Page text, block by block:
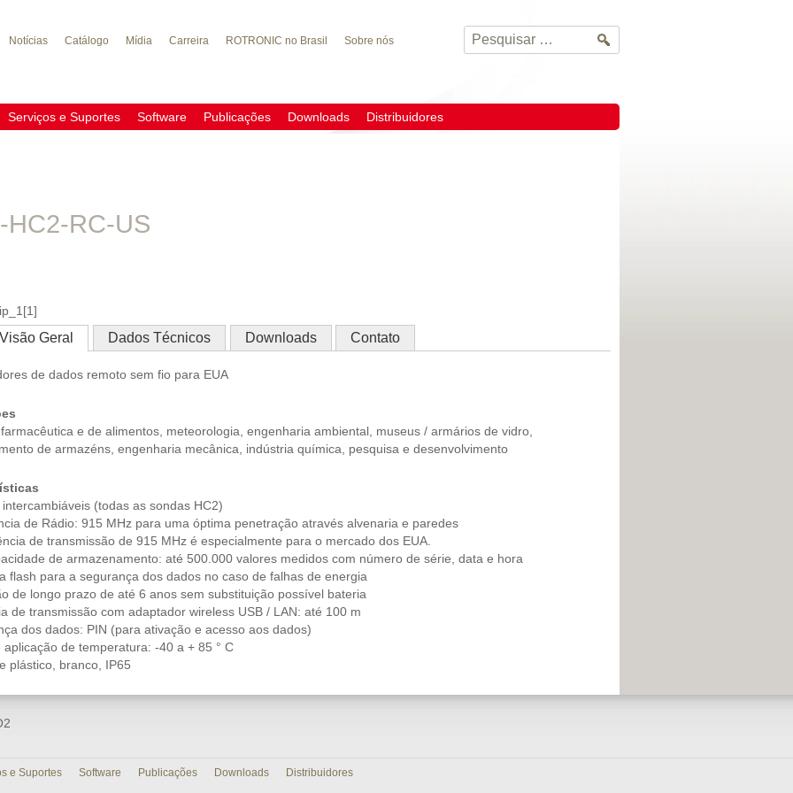
Notícias Catálogo Mídia Carreira ROTRONIC no Brasil Sobre nós
Pesquisar
por:
Serviços e Suportes Software Publicações Downloads Distribuidores
HC2-RC-US
Visão Geral Dados Técnicos Downloads Contato
de dados remoto sem fio para EUA
e de alimentos, meteorologia, engenharia ambiental, museus / armários de vidro,
de armazéns, engenharia mecânica, indústria química, pesquisa e desenvolvimento
intercambiáveis (todas as sondas HC2)
de Rádio: 915 MHz para uma óptima penetração através alvenaria e paredes
de transmissão de 915 MHz é especialmente para o mercado dos EUA.
de armazenamento: até 500.000 valores medidos com número de série, data e hora
flash para a segurança dos dados no caso de falhas de energia
de longo prazo de até 6 anos sem substituição possível bateria
de transmissão com adaptador wireless USB / LAN: até 100 m
dos dados: PIN (para ativação e acesso aos dados)
aplicação de temperatura: -40 a + 85 ° C
plástico, branco, IP65
e Suportes Software Publicações Downloads Distribuidores